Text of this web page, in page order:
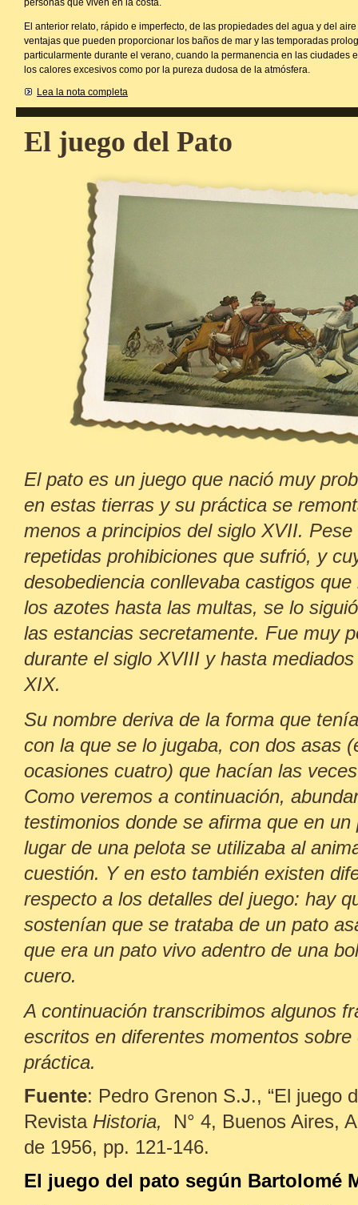
personas que viven en la costa.
El anterior relato, rápido e imperfecto, de las propiedades del agua y del
ventajas que pueden proporcionar los baños de mar y las temporadas
particularmente durante el verano, cuando la permanencia en las ciudades
los calores excesivos como por la pureza dudosa de la atmósfera.
Lea la nota completa
El juego del Pato
El pato es un juego que nació muy
en estas tierras y su práctica se
menos a principios del siglo XVII. Pese
repetidas prohibiciones que sufrió, y
desobediencia conllevaba castigos que
los azotes hasta las multas, se lo
las estancias secretamente. Fue muy
durante el siglo XVIII y hasta
XIX.
Su nombre deriva de la forma que
con la que se lo jugaba, con dos asas
ocasiones cuatro) que hacían las
Como veremos a continuación,
testimonios donde se afirma que en un
lugar de una pelota se utilizaba al
cuestión. Y en esto también existen
respecto a los detalles del juego: hay
sostenían que se trataba de un pato
que era un pato vivo adentro de una
cuero.
A continuación transcribimos algunos
escritos en diferentes momentos sobre
práctica.
Fuente: Pedro Grenon S.J., “El juego
Revista Historia,
N° 4, Buenos Aires,
de 1956, pp. 121-146.
El juego del pato según Bartolomé